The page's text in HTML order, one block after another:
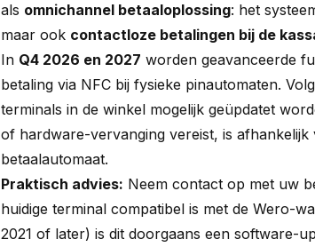
als omnichannel betaaloplossing: het
maar ook contactloze betalingen bij de
In Q4 2026 en 2027 worden geavanceerde
betaling via NFC bij fysieke pinautomaten.
terminals in de winkel mogelijk geüpdatet
of hardware-vervanging vereist, is
betaalautomaat.
Praktisch advies: Neem contact op met uw
huidige terminal compatibel is met de Wero-
2021 of later) is dit doorgaans een software-